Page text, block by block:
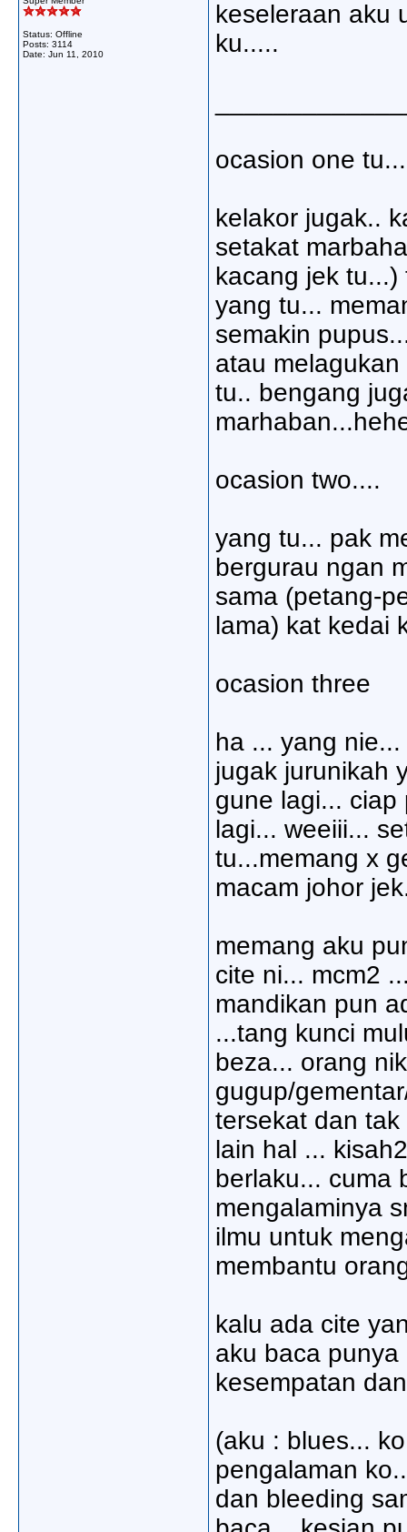
Status: Offline
Posts: 3114
Date: Jun 11, 2010
keseleraan aku
ku.....
ocasion one tu...
kelakor jugak..
setakat
kacang jek
yang tu...
semakin
atau
tu.. bengang
ocasion two....
yang tu... pak
bergurau ngan
sama (petang-
lama) kat kedai
ocasion three
ha ... yang
jugak jurunikah
gune lagi... ciap
lagi... weeiii...
tu...memang x
macam johor
memang aku
cite ni... mcm2
mandikan pun
...tang kunci
beza... orang
gugup/
tersekat dan
lain hal ...
berlaku... cuma
mengalaminya
ilmu untuk
membantu
kalu ada cite
aku baca
kesempatan
(aku : blues...
pengalaman
dan bleeding